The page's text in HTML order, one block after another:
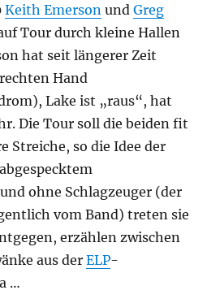
Keith Emerson undGreg
Tour durch kleine Hallen
hat seit längerer Zeit
Hand
Lake ist „raus“, hat
Die Tour soll die beiden fit
Streiche, so die Idee der
ohne Schlagzeuger (der
vom Band) treten sie
erzählen zwischen
aus derELP-
…